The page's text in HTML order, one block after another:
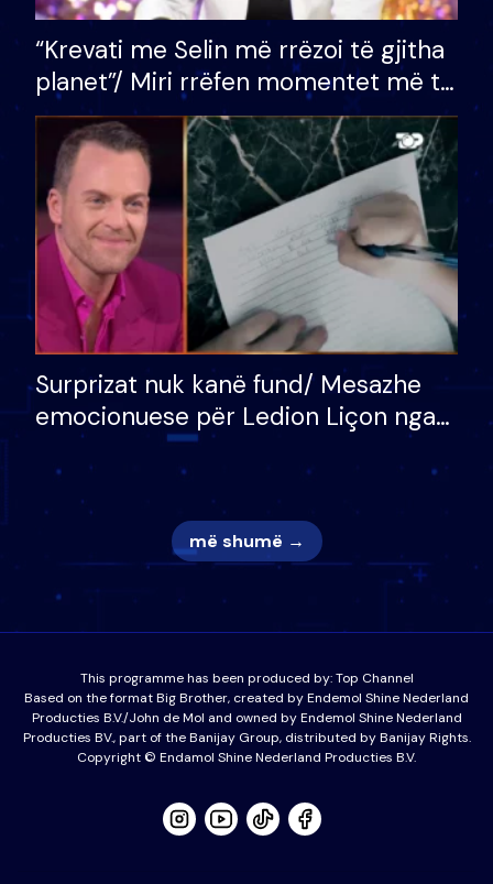
“Krevati me Selin më rrëzoi të gjitha
planet”/ Miri rrëfen momentet më të
bukura në shtëpinë e BB VIP: Do më
mungojë zilja e mëngjesit kur…
Surprizat nuk kanë fund/ Mesazhe
emocionuese për Ledion Liçon nga
nëna dhe fëmijët e tij, moderatori
nuk i mban dot lotët: Nuk meritoj…
më shumë →
This programme has been produced by:Top Channel
Based on the format Big Brother, created by Endemol Shine Nederland
Producties B.V./John de Mol and owned by Endemol Shine Nederland
Producties BV., part of the Banijay Group, distributed by Banijay Rights.
Copyright © Endamol Shine Nederland Producties B.V.